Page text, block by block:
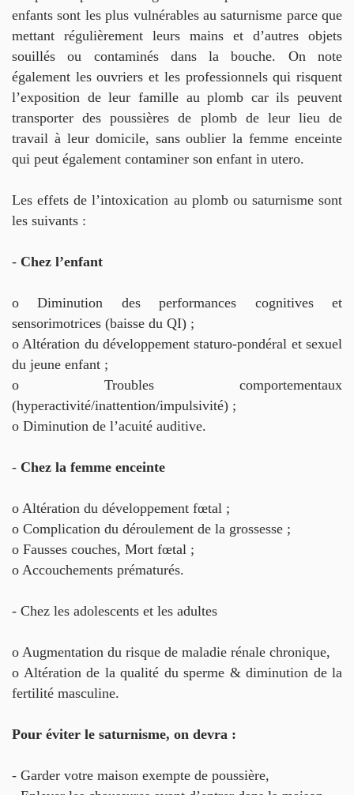
enfants sont les plus vulnérables au saturnisme parce que
mettant régulièrement leurs mains et d’autres objets
souillés ou contaminés dans la bouche. On note
également les ouvriers et les professionnels qui risquent
l’exposition de leur famille au plomb car ils peuvent
transporter des poussières de plomb de leur lieu de
travail à leur domicile, sans oublier la femme enceinte
qui peut également contaminer son enfant in utero.
Les effets de l’intoxication au plomb ou saturnisme sont
les suivants :
- Chez l’enfant
o Diminution des performances cognitives et
sensorimotrices (baisse du QI) ;
o Altération du développement staturo-pondéral et sexuel
du jeune enfant ;
o Troubles comportementaux
(hyperactivité/inattention/impulsivité) ;
o Diminution de l’acuité auditive.
- Chez la femme enceinte
o Altération du développement fœtal ;
o Complication du déroulement de la grossesse ;
o Fausses couches, Mort fœtal ;
o Accouchements prématurés.
- Chez les adolescents et les adultes
o Augmentation du risque de maladie rénale chronique,
o Altération de la qualité du sperme & diminution de la
fertilité masculine.
Pour éviter le saturnisme, on devra :
- Garder votre maison exempte de poussière,